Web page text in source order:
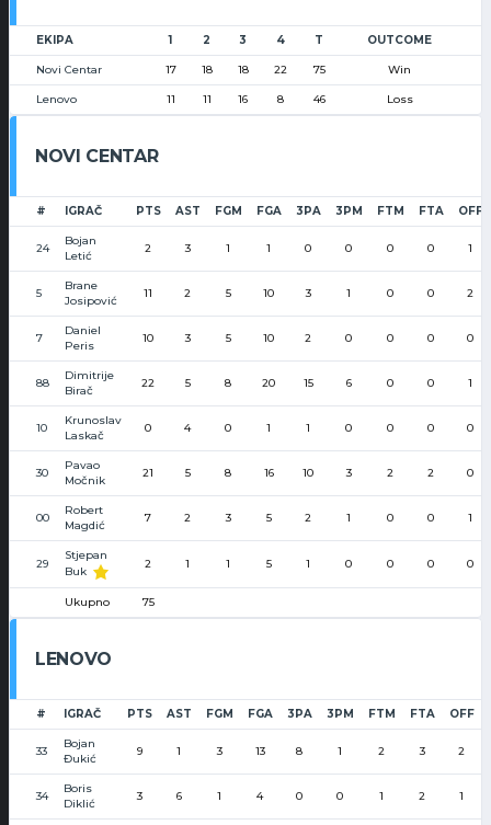
EKIPA 1 2 3 4 T OUTCOME
Novi Centar 17 18 18 22 75 Win
Lenovo 11 11 16 8 46 Loss
NOVI CENTAR
# IGRAČ PTS AST FGM FGA 3PA 3PM FTM FTA OFF
24
Bojan
Letić
2 3 1 1 0 0 0 0 1
5
Brane
Josipović
11 2 5 10 3 1 0 0 2
7
Daniel
Peris
10 3 5 10 2 0 0 0 0
88
Dimitrije
Birač
22 5 8 20 15 6 0 0 1
10
Krunoslav
Laskač
0 4 0 1 1 0 0 0 0
30
Pavao
Močnik
21 5 8 16 10 3 2 2 0
00
Robert
Magdić
7 2 3 5 2 1 0 0 1
29
Stjepan
Buk
2 1 1 5 1 0 0 0 0
Ukupno 75
LENOVO
# IGRAČ PTS AST FGM FGA 3PA 3PM FTM FTA OFF
33
Bojan
Đukić
9 1 3 13 8 1 2 3 2
34
Boris
Diklić
3 6 1 4 0 0 1 2 1